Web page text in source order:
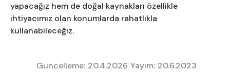
yapacağız hem de doğal kaynakları özellikle
ihtiyacımız olan konumlarda rahatlıkla
kullanabileceğiz.
Güncelleme: 20.4.2026 Yayım: 20.6.2023